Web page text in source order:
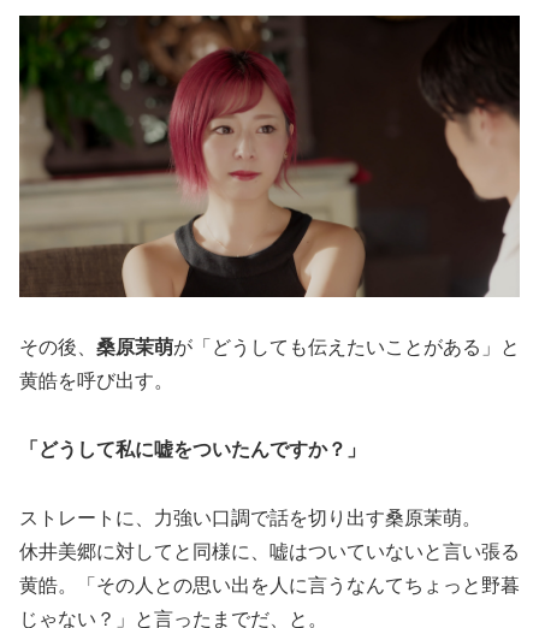
その後、 桑原茉萌が「どうしても伝えたいことがある」と
黄皓を呼び出す。
「どうして私に嘘をついたんですか？」
ストレートに、力強い口調で話を切り出す桑原茉萌。
休井美郷に対してと同様に、嘘はついていないと言い張る
黄皓。「その人との思い出を人に言うなんてちょっと野暮
じゃない？」と言ったまでだ、と。